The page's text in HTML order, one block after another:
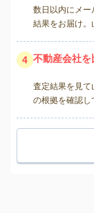
数日以内にメー
結果をお届け。
4 不動産会社を
査定結果を見て
の根拠を確認し